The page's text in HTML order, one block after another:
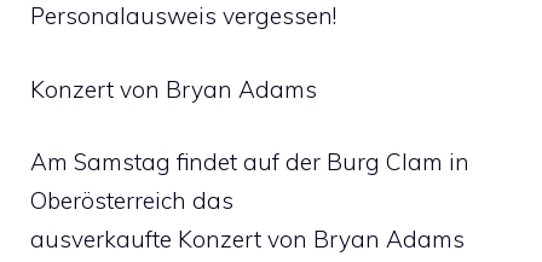
Personalausweis vergessen!
Konzert von Bryan Adams
Am Samstag findet auf der Burg Clam in
Oberösterreich das
ausverkaufte Konzert von Bryan Adams